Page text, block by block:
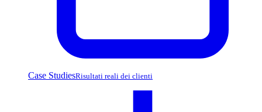
Case StudiesRisultati reali dei clienti